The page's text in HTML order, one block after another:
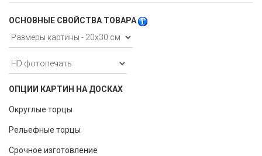
ОСНОВНЫЕ СВОЙСТВА ТОВАРА
ОПЦИИ КАРТИН НА ДОСКАХ
Округлые торцы
Рельефные торцы
Срочное изготовление